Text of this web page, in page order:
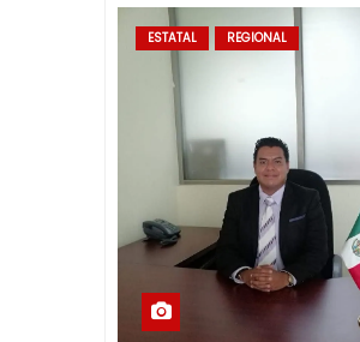
r
s
ESTATAL REGIONAL